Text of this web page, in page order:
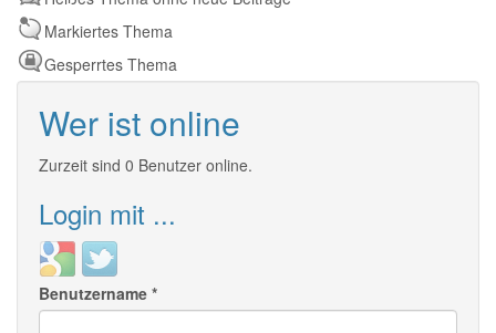
Markiertes Thema
Gesperrtes Thema
Wer ist online
Zurzeit sind 0 Benutzer online.
Login mit ...
Login
with
Google
Login
with
Twitter
Benutzername *